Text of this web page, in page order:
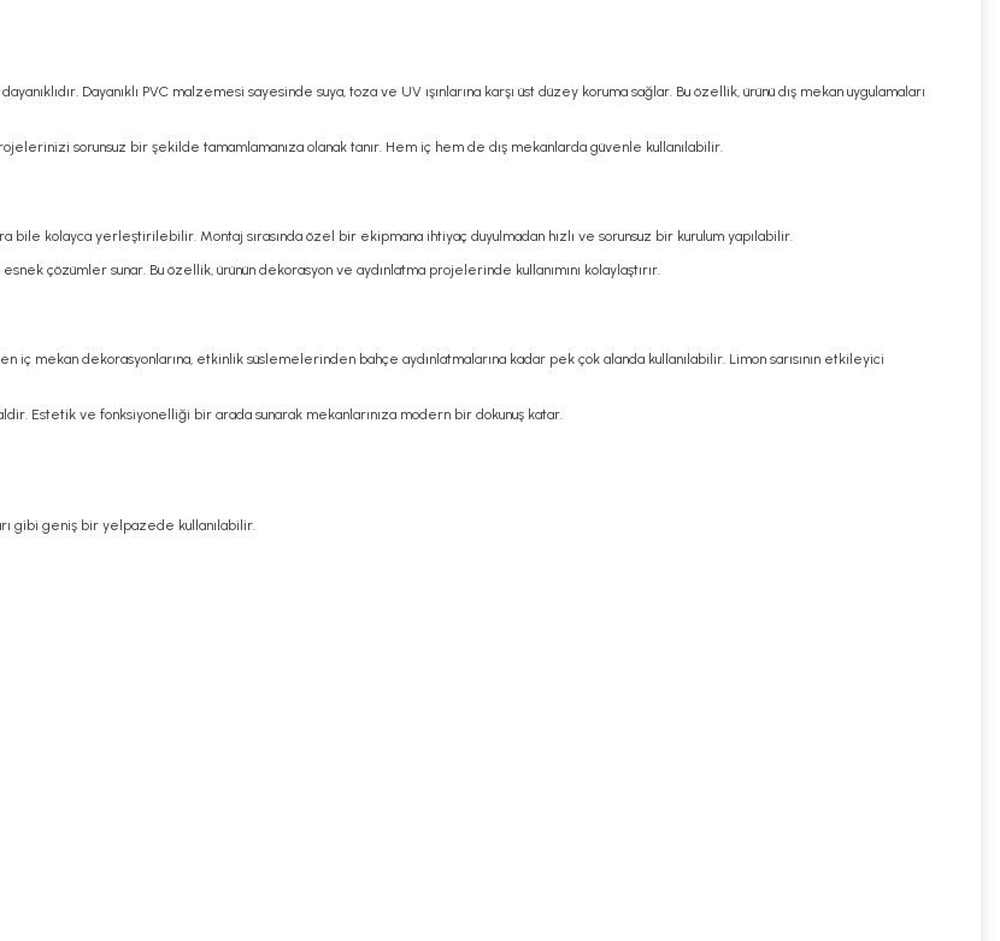
Dayanıklı PVC malzemesi sayesinde suya, toza ve UV ışınlarına karşı üst düzey koruma sağlar. Bu özellik, ürünü dış mekan uygulamaları
sorunsuz bir şekilde tamamlamanıza olanak tanır. Hem iç hem de dış mekanlarda güvenle kullanılabilir.
bile kolayca yerleştirilebilir. Montaj sırasında özel bir ekipmana ihtiyaç duyulmadan hızlı ve sorunsuz bir kurulum yapılabilir.
çözümler sunar. Bu özellik, ürünün dekorasyon ve aydınlatma projelerinde kullanımını kolaylaştırır.
iç mekan dekorasyonlarına, etkinlik süslemelerinden bahçe aydınlatmalarına kadar pek çok alanda kullanılabilir. Limon sarısının etkileyici
Estetik ve fonksiyonelliği bir arada sunarak mekanlarınıza modern bir dokunuş katar.
gibi geniş bir yelpazede kullanılabilir.